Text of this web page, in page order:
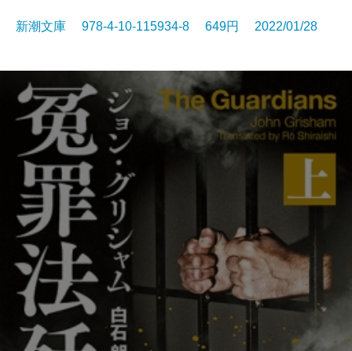
新潮文庫 978-4-10-115934-8 649円 2022/01/28